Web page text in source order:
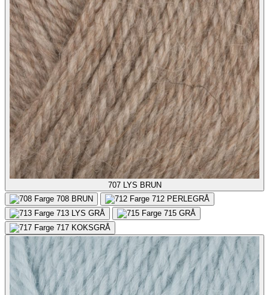
707 LYS BRUN
708 BRUN 712 PERLEGRÅ
713 LYS GRÅ 715 GRÅ
717 KOKSGRÅ